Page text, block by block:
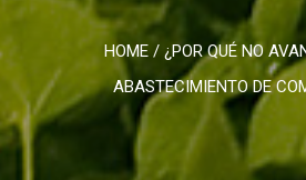
HOME / ¿POR QUÉ NO
ABASTECIMIENTO DE